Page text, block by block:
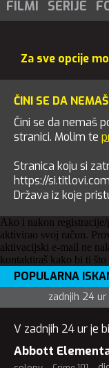
FILMI
SERIJE
Za sve opcije
ČINI SE DA
Čini se da nemaš
stranici. Molim te
Stranica koju si
https://
Država iz koje
Ako i nakon
aktivirao svoj račun.
aktivacijski e-mail ne
kontaktiraš kako bi ti
POPULARNA
zadnjih 24 ur
V zadnjih 24 ur je
Abbott